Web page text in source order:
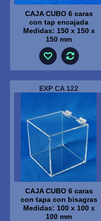
CAJA CUBO 6 caras
con tap encajada
Medidas: 150 x 150 x
150 mm
EXP CA 122
CAJA CUBO 6 caras
con tapa con bisagras
Medidas: 100 x 100 x
100 mm